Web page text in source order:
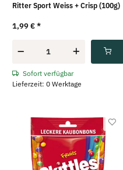
Ritter Sport Weiss + Crisp (100g)
1,99 €*
Sofort verfügbar
Lieferzeit: 0 Werktage